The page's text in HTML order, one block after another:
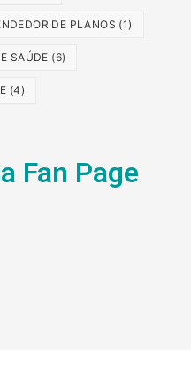
DE PLANOS (1)
SAÚDE (6)
(4)
Fan Page